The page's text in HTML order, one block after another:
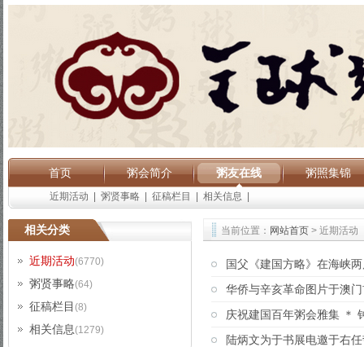
首页 粥会简介 粥友在线 粥照集锦
近期活动 粥贤事略 征稿栏目 相关信息
相关分类
近期活动(6770)
粥贤事略(64)
征稿栏目 (8)
相关信息(1279)
当前位置： 网站首页 > 近期活动
国父《建国方略》在海峡
华侨与辛亥革命图片于澳
庆祝建国百年粥会雅集 ＊
陆炳文为于书展电邀于右